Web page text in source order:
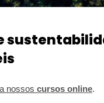
nossos cursos online.